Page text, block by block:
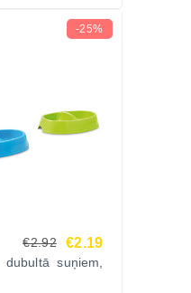
-25%
€2.92 €2.19
suņiem,